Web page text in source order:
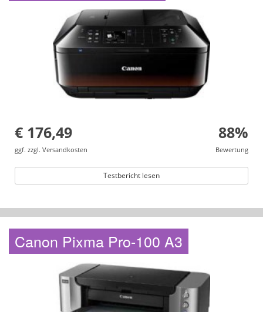
€ 176,49
ggf. zzgl. Versandkosten
88%
Bewertung
Testbericht lesen
Canon Pixma Pro-100 A3